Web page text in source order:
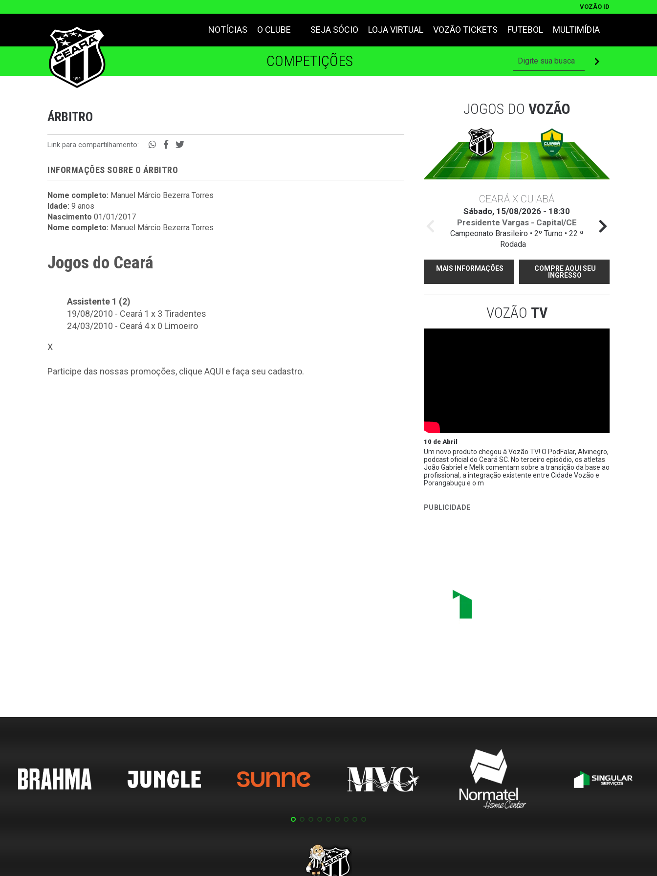
VOZÃO ID
NOTÍCIAS O CLUBE SEJA SÓCIO LOJA VIRTUAL VOZÃO TICKETS FUTEBOL MULTIMÍDIA
COMPETIÇÕES
ÁRBITRO
Link para compartilhamento:
INFORMAÇÕES SOBRE O ÁRBITRO
Nome completo: Manuel Márcio Bezerra Torres
Idade: 9 anos
Nascimento 01/01/2017
Nome completo: Manuel Márcio Bezerra Torres
Jogos do Ceará
Assistente 1 (2)
19/08/2010 - Ceará 1 x 3 Tiradentes
24/03/2010 - Ceará 4 x 0 Limoeiro
X
Participe das nossas promoções, clique AQUI e faça seu cadastro.
JOGOS DO VOZÃO
CEARÁ X CUIABÁ
Sábado, 15/08/2026 - 18:30
Presidente Vargas - Capital/CE
Campeonato Brasileiro • 2º Turno • 22 ª
Rodada
MAIS INFORMAÇÕES
COMPRE AQUI SEU
INGRESSO
VOZÃO TV
10 de Abril
Um novo produto chegou à Vozão TV! O PodFalar, Alvinegro,
podcast oficial do Ceará SC. No terceiro episódio, os atletas
João Gabriel e Melk comentam sobre a transição da base ao
profissional, a integração existente entre Cidade Vozão e
Porangabuçu e o m
PUBLICIDADE